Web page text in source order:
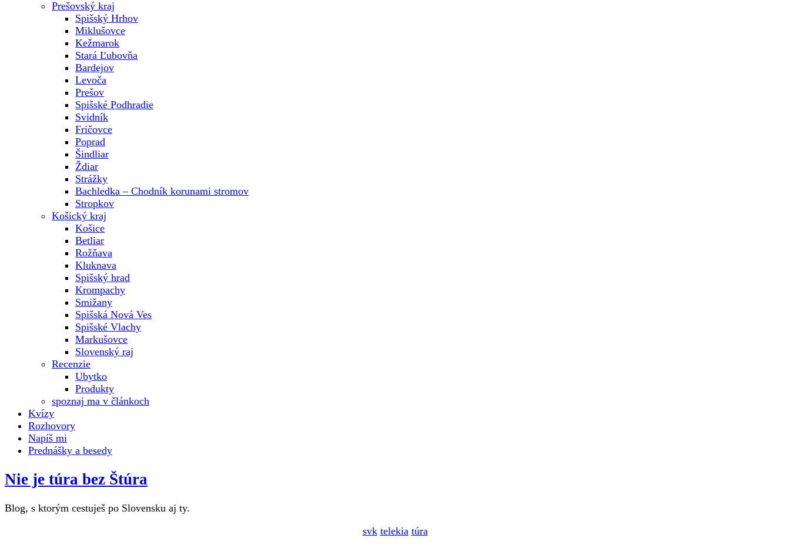
Prešovský kraj
Spišský Hrhov
Miklušovce
Kežmarok
Stará Ľubovňa
Bardejov
Levoča
Prešov
Spišské Podhradie
Svidník
Fričovce
Poprad
Šindliar
Ždiar
Strážky
Bachledka – Chodník korunami stromov
Stropkov
Košický kraj
Košice
Betliar
Rožňava
Kluknava
Spišský hrad
Krompachy
Smižany
Spišská Nová Ves
Spišské Vlachy
Markušovce
Slovenský raj
Recenzie
Ubytko
Produkty
spoznaj ma v článkoch
Kvízy
Rozhovory
Napíš mi
Prednášky a besedy
Nie je túra bez Štúra
Blog, s ktorým cestuješ po Slovensku aj ty.
svk telekia túra